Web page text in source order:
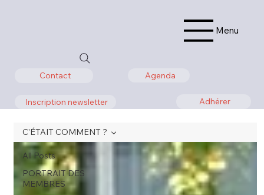
Menu
Inscription newsletter Adhérer
Agenda
Contact
All Posts
PORTRAIT DES
MEMBRES
C'ÉTAIT COMMENT ?